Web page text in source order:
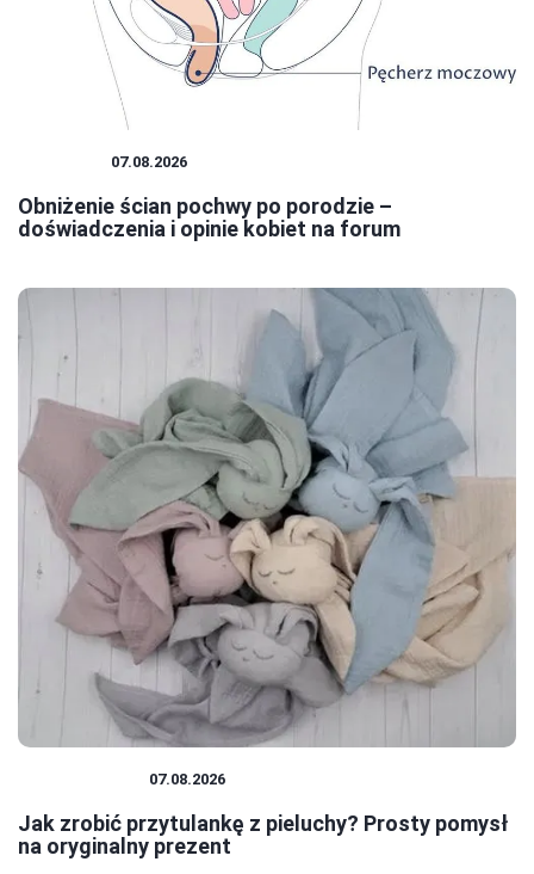
07.08.2026
Obniżenie ścian pochwy po porodzie –
doświadczenia i opinie kobiet na forum
07.08.2026
Jak zrobić przytulankę z pieluchy? Prosty pomysł
na oryginalny prezent